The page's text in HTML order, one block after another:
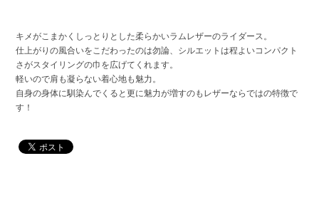
キメがこまかくしっとりとした柔らかいラムレザーのライダース。
仕上がりの風合いをこだわったのは勿論、シルエットは程よいコンパクト
さがスタイリングの巾を広げてくれます。
軽いので肩も凝らない着心地も魅力。
自身の身体に馴染んでくると更に魅力が増すのもレザーならではの特徴で
す！